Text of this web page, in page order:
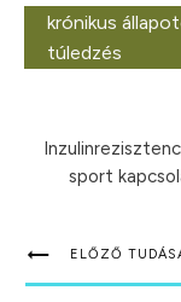
krónikus
túledzés
sport
ELŐZŐ